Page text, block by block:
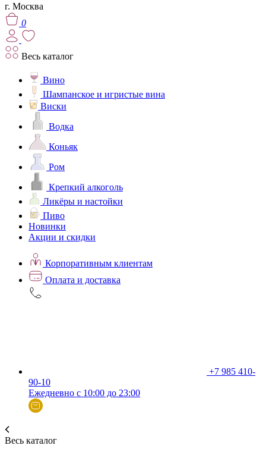
г. Москва
0
Весь каталог
Вино
Шампанское и игристые вина
Виски
Водка
Коньяк
Ром
Крепкий алкоголь
Ликёры и настойки
Пиво
Новинки
Акции и скидки
Корпоративным клиентам
Оплата и доставка
+7 985 410-
90-10
Ежедневно с 10:00 до 23:00
Весь каталог